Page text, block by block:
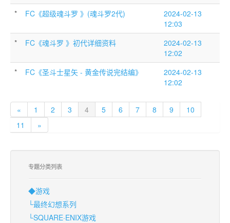
*
FC《超级魂斗罗 》(魂斗罗2代)
2024-02-13
12:03
*
FC《魂斗罗 》初代详细资料
2024-02-13
12:02
*
FC《圣斗士星矢 - 黄金传说完结编》
2024-02-13
12:02
« 1 2 3 4 5 6 7 8 9
10
11
»
专题分类列表
◆游戏
└最终幻想系列
└SQUARE·ENIX游戏